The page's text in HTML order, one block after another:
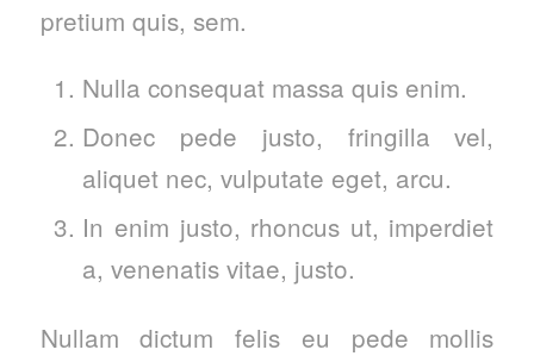
pretium quis, sem.
Nulla consequat massa quis enim.
Donec pede justo, fringilla vel,
aliquet nec, vulputate eget, arcu.
In enim justo, rhoncus ut, imperdiet
a, venenatis vitae, justo.
Nullam dictum felis eu pede mollis